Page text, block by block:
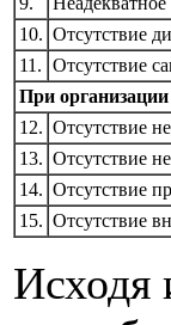
10. Отсутствие
11. Отсутствие
При
12. Отсутствие
13. Отсутствие
14. Отсутствие
15. Отсутствие
Исходя